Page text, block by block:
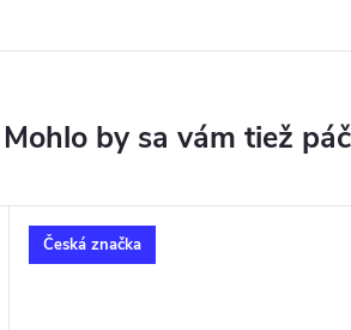
Česká značka